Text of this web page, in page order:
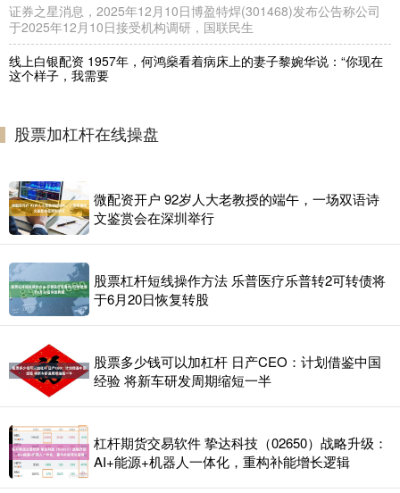
证券之星消息，2025年12月10日博盈特焊(301468)发布公告称公司
于2025年12月10日接受机构调研，国联民生
线上白银配资 1957年，何鸿燊看着病床上的妻子黎婉华说：“你现在
这个样子，我需要
1957年，何鸿燊看着病床上的妻子黎婉华说：“你现在这个样子线上
白银配资，我需要再娶一房！”妻子回怼：“你说过只有我一个
股票加杠杆在线操盘
微配资开户 92岁人大老教授的端午，一场双语诗
文鉴赏会在深圳举行
股票杠杆短线操作方法 乐普医疗乐普转2可转债将
于6月20日恢复转股
股票多少钱可以加杠杆 日产CEO：计划借鉴中国
经验 将新车研发周期缩短一半
杠杆期货交易软件 挚达科技（02650）战略升级：
AI+能源+机器人一体化，重构补能增长逻辑